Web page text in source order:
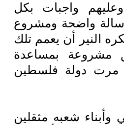
واجبات بكل
واضحة ومشروع
النير أن يعمم تلك
مشروعة بمساعدة
مرت دولة فلسطين
وأبناء شعبه مثقلين